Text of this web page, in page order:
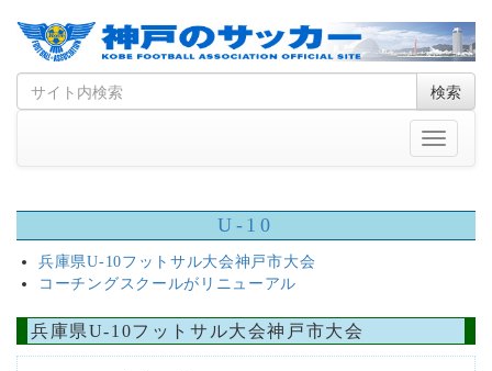
Skip
to
Search
for
検索
Toggle
U-10
兵庫県U-10フットサル大会神戸市大会
コーチングスクールがリニューアル
兵庫県U-10フットサル大会神戸市大会